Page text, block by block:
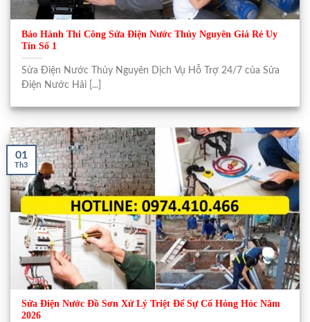
Bảo Hành Thi Công Sửa Điện Nước Thủy Nguyên Giá Rẻ Uy
Tín Số 1
Sửa Điện Nước Thủy Nguyên Dịch Vụ Hỗ Trợ 24/7 của Sửa
Điện Nước Hải [...]
Sửa Điện Nước Đồ Sơn Xử Lý Triệt Để Sự Cố Hỏng Hóc Năm
2026
01
Th3